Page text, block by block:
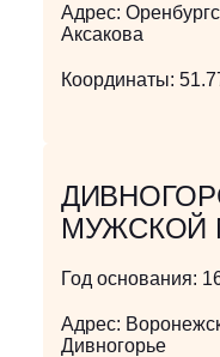
Адрес:
Аксакова
Координаты:
МУЖСКОЙ
Год основания:
Адрес:
Дивногорье